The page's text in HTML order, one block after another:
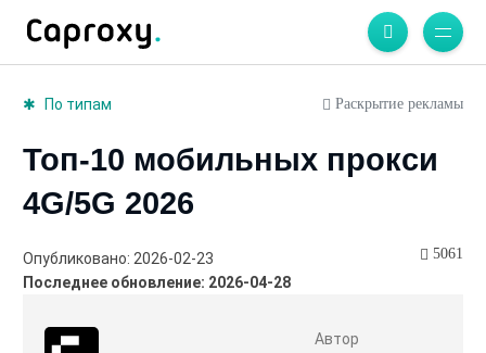
По типам Раскрытие рекламы
Топ-10 мобильных прокси
4G/5G 2026
Автор
Опубликовано: 2026-02-23
Последнее обновление: 2026-04-28
5061